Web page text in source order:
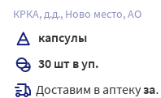
КРКА, д.д., Ново место, АО
капсулы
30 шт в уп.
Доставим в аптекузавтра